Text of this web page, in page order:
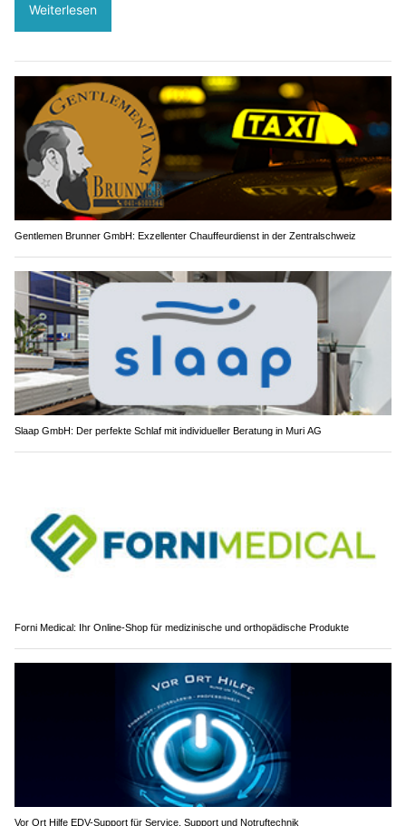
Weiterlesen
Gentlemen Brunner GmbH: Exzellenter Chauffeurdienst in der Zentralschweiz
Slaap GmbH: Der perfekte Schlaf mit individueller Beratung in Muri AG
Forni Medical: Ihr Online-Shop für medizinische und orthopädische Produkte
Vor Ort Hilfe EDV-Support für Service, Support und Notruftechnik